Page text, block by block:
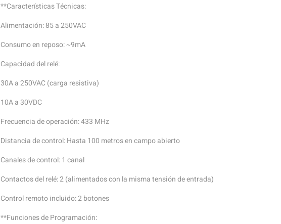
**Características Técnicas:
Alimentación: 85 a 250VAC
Consumo en reposo: ~9mA
Capacidad del relé:
30A a 250VAC (carga resistiva)
10A a 30VDC
Frecuencia de operación: 433 MHz
Distancia de control: Hasta 100 metros en campo abierto
Canales de control: 1 canal
Contactos del relé: 2 (alimentados con la misma tensión de entrada)
Control remoto incluido: 2 botones
**Funciones de Programación: